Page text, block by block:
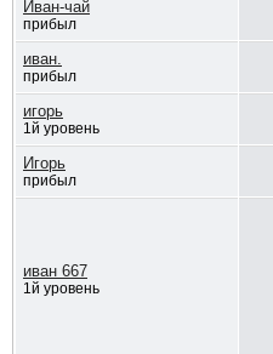
Иван-чай
прибыл
иван.
прибыл
игорь
1й уровень
Игорь
прибыл
иван 667
1й уровень